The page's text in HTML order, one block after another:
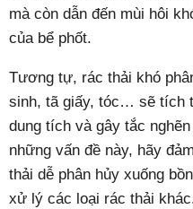
mà còn dẫn đến mùi hôi
của bể phốt.
Tương tự, rác thải khó
sinh, tã giấy, tóc… sẽ tích
dung tích và gây tắc
những vấn đề này, hãy
thải dễ phân hủy xuống
xử lý các loại rác thải